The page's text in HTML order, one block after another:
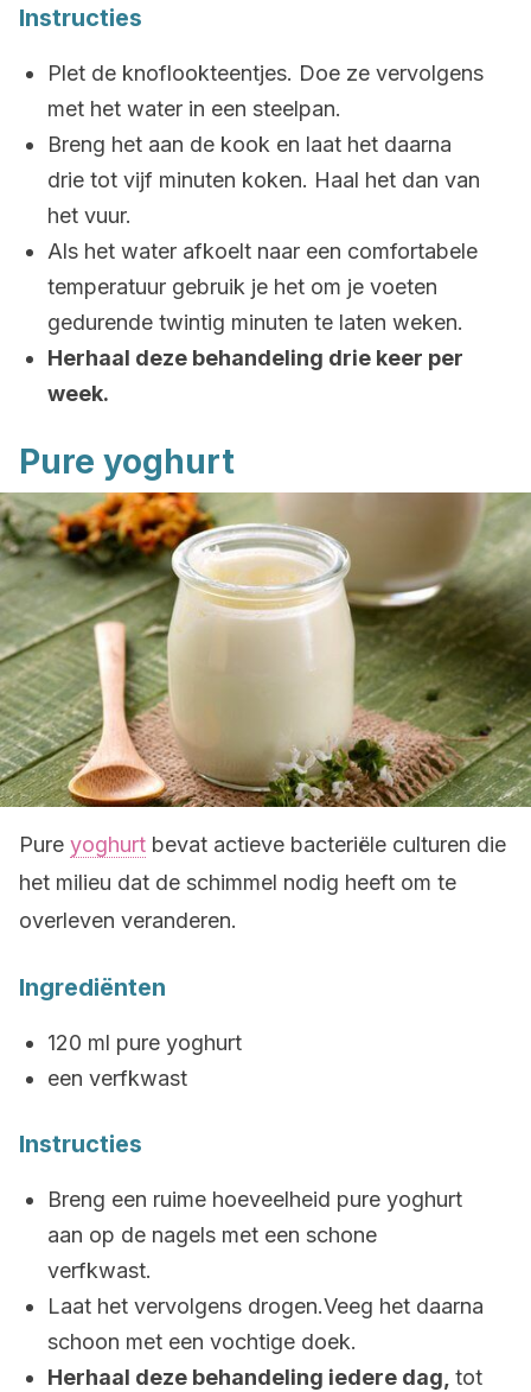
Instructies
Plet de knoflookteentjes. Doe ze vervolgens
met het water in een steelpan.
Breng het aan de kook en laat het daarna
drie tot vijf minuten koken. Haal het dan van
het vuur.
Als het water afkoelt naar een comfortabele
temperatuur gebruik je het om je voeten
gedurende twintig minuten te laten weken.
Herhaal deze behandeling drie keer per
week.
Pure yoghurt
Pure yoghurt bevat actieve bacteriële culturen die
het milieu dat de schimmel nodig heeft om te
overleven veranderen.
Ingrediënten
120 ml pure yoghurt
een verfkwast
Instructies
Breng een ruime hoeveelheid pure yoghurt
aan op de nagels met een schone
verfkwast.
Laat het vervolgens drogen.Veeg het daarna
schoon met een vochtige doek.
Herhaal deze behandeling iedere dag, tot